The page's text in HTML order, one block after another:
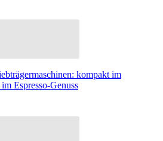
kompakt im
Espresso-Genuss